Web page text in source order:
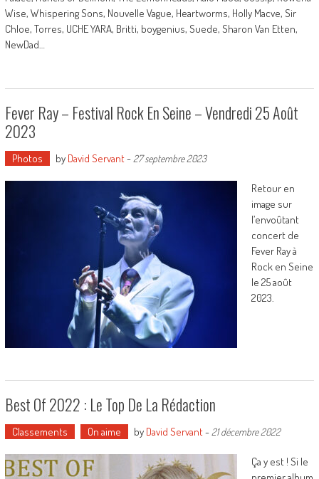
Wise, Whispering Sons, Nouvelle Vague, Heartworms, Holly Macve, Sir
Chloe, Torres, UCHE YARA, Britti, boygenius, Suede, Sharon Van Etten,
NewDad…
Fever Ray – Festival Rock En Seine – Vendredi 25 Août
2023
Photos by David Servant- 27 septembre 2023
Retour en
image sur
l’envoûtant
concert de
Fever Ray à
Rock en Seine
le 25 août
2023.
Best Of 2022 : Le Top De La Rédaction
Classements On aime by David Servant- 21 décembre 2022
Ça y est ! Si le